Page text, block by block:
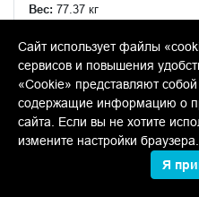
Вес: 77.37 кг
Товар снят с
уточняйте
Сайт использует файлы
сервисов и повышения
«Cookie» представляют
содержащие информацию о
сайта. Если вы не хотите
измените настройки браузера.
Я